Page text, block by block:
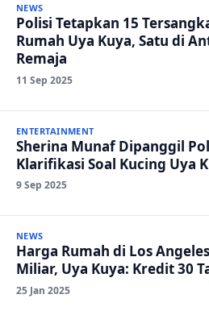
NEWS
Polisi Tetapkan 15
Rumah Uya Kuya, Satu di
Remaja
11 Sep 2025
ENTERTAINMENT
Sherina Munaf Dipanggil
Klarifikasi Soal Kucing Uya
9 Sep 2025
NEWS
Harga Rumah di Los
Miliar, Uya Kuya: Kredit 30
25 Jan 2025